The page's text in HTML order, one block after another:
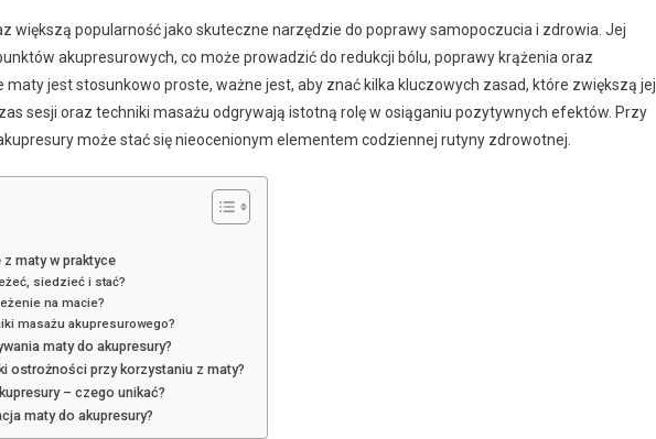
większą popularność jako skuteczne narzędzie do poprawy samopoczucia i zdrowia. Jej
akupresurowych, co może prowadzić do redukcji bólu, poprawy krążenia oraz
maty jest stosunkowo proste, ważne jest, aby znać kilka kluczowych zasad, które zwiększą jej
sesji oraz techniki masażu odgrywają istotną rolę w osiąganiu pozytywnych efektów. Przy
może stać się nieocenionym elementem codziennej rutyny zdrowotnej.
maty w praktyce
siedzieć i stać?
na macie?
masażu akupresurowego?
maty do akupresury?
ostrożności przy korzystaniu z maty?
– czego unikać?
maty do akupresury?